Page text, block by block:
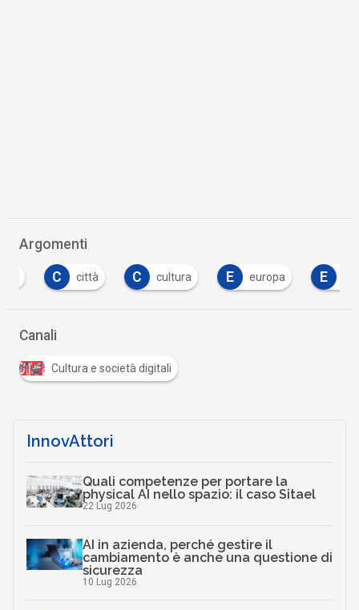
Argomenti
città cultura europa evento
Canali
Cultura e società digitali
InnovAttori
Quali competenze per portare la
physical AI nello spazio: il caso Sitael
22 Lug 2026
AI in azienda, perché gestire il
cambiamento è anche una questione di
sicurezza
10 Lug 2026